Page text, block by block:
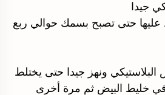
جيدا
حتى تصبح بسمك حوالي ربع
ونهز جيدا حتى يختلط
خليط البيض ثم مرة أخرى